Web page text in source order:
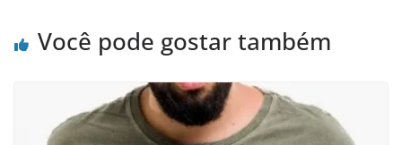
Você pode gostar também